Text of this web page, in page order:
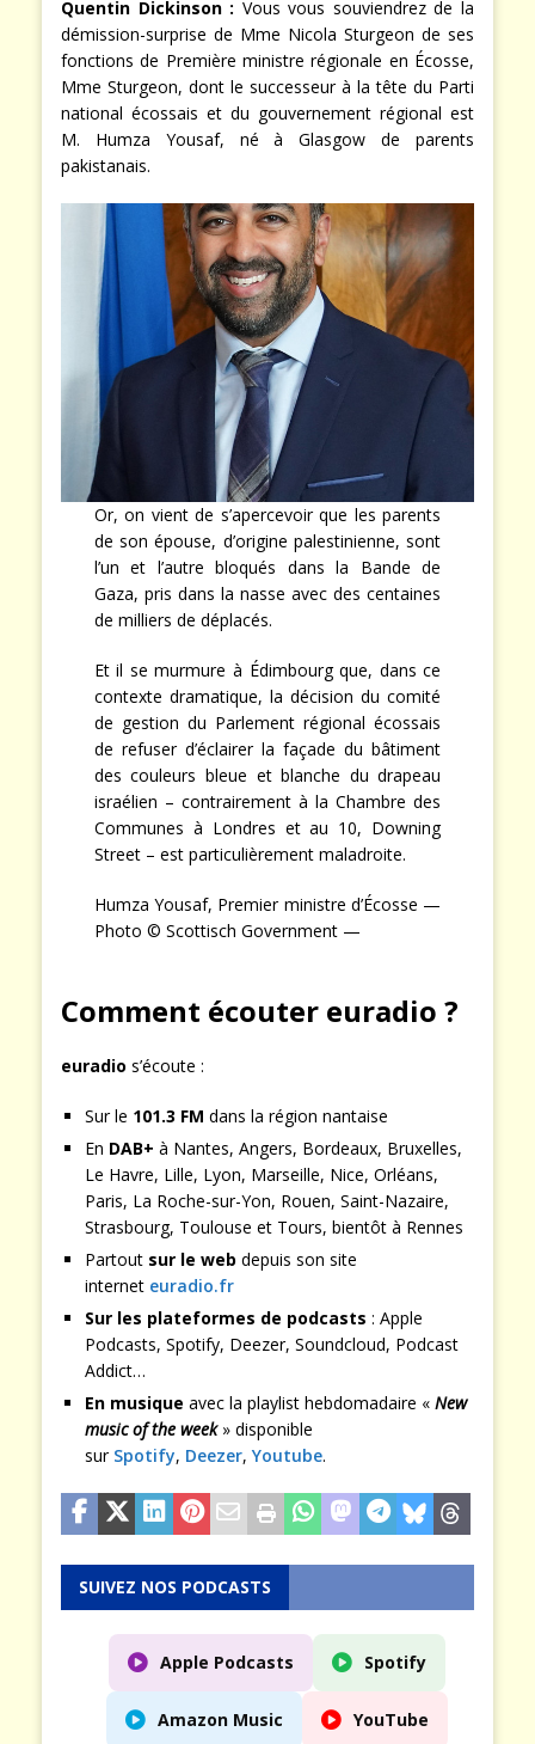
Quentin Dickinson : Vous vous souviendrez de la
démission-surprise de Mme Nicola Sturgeon de ses
fonctions de Première ministre régionale en Écosse,
Mme Sturgeon, dont le successeur à la tête du Parti
national écossais et du gouvernement régional est
M. Humza Yousaf, né à Glasgow de parents
pakistanais.
Or, on vient de s’apercevoir que les parents
de son épouse, d’origine palestinienne, sont
l’un et l’autre bloqués dans la Bande de
Gaza, pris dans la nasse avec des centaines
de milliers de déplacés.
Et il se murmure à Édimbourg que, dans ce
contexte dramatique, la décision du comité
de gestion du Parlement régional écossais
de refuser d’éclairer la façade du bâtiment
des couleurs bleue et blanche du drapeau
israélien – contrairement à la Chambre des
Communes à Londres et au 10, Downing
Street – est particulièrement maladroite.
Humza Yousaf, Premier ministre d’Écosse —
Photo © Scottisch Government —
Comment écouter euradio ?
euradio s’écoute :
Sur le 101.3 FM dans la région nantaise
En DAB+ à Nantes, Angers, Bordeaux, Bruxelles,
Le Havre, Lille, Lyon, Marseille, Nice, Orléans,
Paris, La Roche-sur-Yon, Rouen, Saint-Nazaire,
Strasbourg, Toulouse et Tours, bientôt à Rennes
Partout sur le web depuis son site
internet euradio.fr
Sur les plateformes de podcasts : Apple
Podcasts, Spotify, Deezer, Soundcloud, Podcast
Addict…
En musique avec la playlist hebdomadaire « New
music of the week» disponible
sur Spotify, Deezer, Youtube.
SUIVEZ NOS PODCASTS
Apple Podcasts Spotify
Amazon Music YouTube